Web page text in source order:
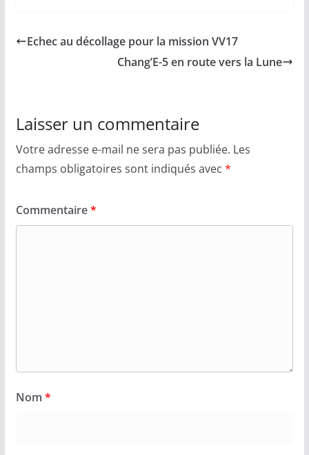
Echec au décollage pour la mission VV17
Chang’E-5 en route vers la Lune
Laisser un commentaire
Votre adresse e-mail ne sera pas publiée. Les
champs obligatoires sont indiqués avec *
Commentaire*
Nom *